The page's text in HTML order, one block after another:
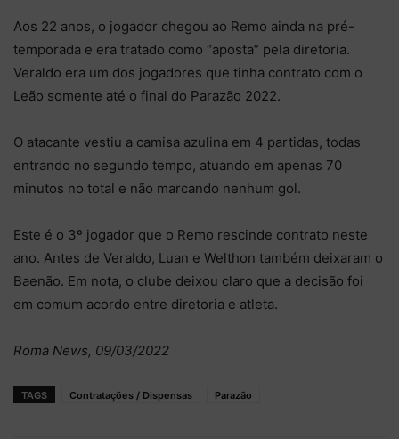
Aos 22 anos, o jogador chegou ao Remo ainda na pré-
temporada e era tratado como “aposta” pela diretoria.
Veraldo era um dos jogadores que tinha contrato com o
Leão somente até o final do Parazão 2022.
O atacante vestiu a camisa azulina em 4 partidas, todas
entrando no segundo tempo, atuando em apenas 70
minutos no total e não marcando nenhum gol.
Este é o 3º jogador que o Remo rescinde contrato neste
ano. Antes de Veraldo, Luan e Welthon também deixaram o
Baenão. Em nota, o clube deixou claro que a decisão foi
em comum acordo entre diretoria e atleta.
Roma News, 09/03/2022
TAGS Contratações / Dispensas Parazão